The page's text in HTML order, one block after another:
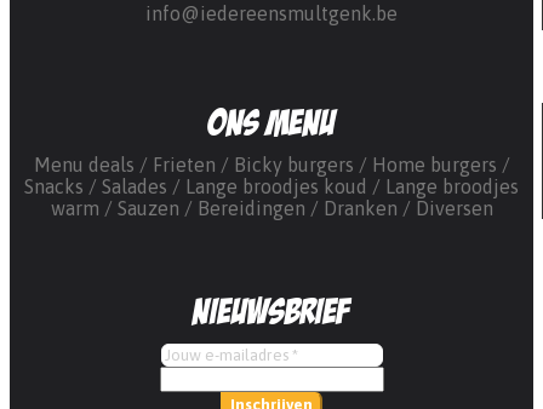
info@iedereensmultgenk.be
Ons menu
Menu deals Frieten Bicky burgers
Home burgers
Snacks
Salades Lange broodjes koud
Lange broodjes
warm
Sauzen Bereidingen Dranken Diversen
Nieuwsbrief
Inschrijven